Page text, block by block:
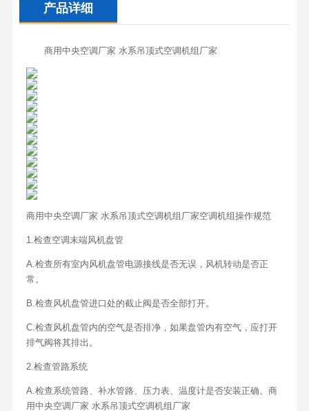
产品详细
商用中央空调厂家 水系吊顶式空调机组厂家
商用中央空调厂家 水系吊顶式空调机组厂家空调机组操作规范
1.检查空调末端风机盘管
A.检查所有室内风机盘管电源接线是否无误，风机转动是否正
常。
B.检查风机盘管进口处的截止阀是否全部打开。
C.检查风机盘管内的空气是否排净，如果盘管内有空气，应打开
排气阀将其排出。
2.检查管路系统
A.检查系统管路、补水管路、压力表、温度计是否安装正确。商
用中央空调厂家 水系吊顶式空调机组厂家